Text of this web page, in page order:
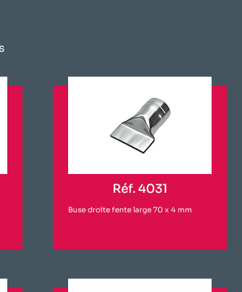
Réf. 4031
Buse droite fente large 70 x 4 mm